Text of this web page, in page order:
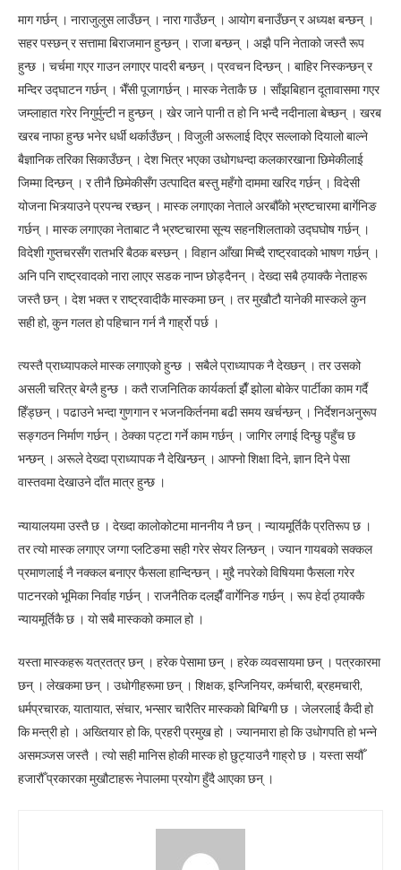
माग गर्छन् । नाराजुलुस लाउँछन् । नारा गाउँछन् । आयोग बनाउँछन् र अध्यक्ष बन्छन् ।
सहर पस्छन् र सत्तामा बिराजमान हुन्छन् । राजा बन्छन् । अझै पनि नेताको जस्तै रूप
हुन्छ । चर्चमा गएर गाउन लगाएर पादरी बन्छन् । प्रवचन दिन्छन् । बाहिर निस्कन्छन् र
मन्दिर उद्घाटन गर्छन् । भैँसी पूजागर्छन् । मास्क नेताकै छ । साँझबिहान दूतावासमा गएर
जम्लाहात गरेर निगुर्मुन्टी न हुन्छन् । खेर जाने पानी त हो नि भन्दै नदीनाला बेच्छन् । खरब
खरब नाफा हुन्छ भनेर धर्धी थर्काउँछन् । विजुली अरूलाई दिएर सल्लाको दियालो बाल्ने
बैज्ञानिक तरिका सिकाउँछन् । देश भित्र भएका उधोगधन्दा कलकारखाना छिमेकीलाई
जिम्मा दिन्छन् । र तीनै छिमेकीसँग उत्पादित बस्तु महँगो दाममा खरिद गर्छन् । विदेसी
योजना भित्र्याउने प्रपन्च रच्छन् । मास्क लगाएका नेताले अरबौँको भ्रष्टचारमा बार्गेनिङ
गर्छन् । मास्क लगाएका नेताबाट नै भ्रष्टचारमा सून्य सहनशिलताको उद्घघोष गर्छन् ।
विदेशी गुप्तचरसँग रातभरि बैठक बस्छन् । विहान आँखा मिच्दै राष्ट्रवादको भाषण गर्छन् ।
अनि पनि राष्ट्रवादको नारा लाएर सडक नाप्न छोड्दैनन् । देख्दा सबै ठ्याक्कै नेताहरू
जस्तै छन् । देश भक्त र राष्ट्रवादीकै मास्कमा छन् । तर मुखौटौ यानेकी मास्कले कुन
सही हो, कुन गलत हो पहिचान गर्न नै गार्ह्रो पर्छ ।
त्यस्तै प्राध्यापकले मास्क लगाएको हुन्छ । सबैले प्राध्यापक नै देख्छन् । तर उसको
असली चरित्र बेग्लै हुन्छ । कतै राजनितिक कार्यकर्ता झैँ झोला बोकेर पार्टीका काम गर्दै
हिँड्छन् । पढाउने भन्दा गुणगान र भजनकिर्तनमा बढी समय खर्चन्छन् । निर्देशनअनुरूप
सङ्गठन निर्माण गर्छन् । ठेक्का पट्टा गर्ने काम गर्छन् । जागिर लगाई दिन्छु पहुँच छ
भन्छन् । अरूले देख्दा प्राध्यापक नै देखिन्छन् । आफ्नो शिक्षा दिने, ज्ञान दिने पेसा
वास्तवमा देखाउने दाँत मात्र हुन्छ ।
न्यायालयमा उस्तै छ । देख्दा कालोकोटमा माननीय नै छन् । न्यायमूर्तिकै प्रतिरूप छ ।
तर त्यो मास्क लगाएर जग्गा प्लटिङमा सही गरेर सेयर लिन्छन् । ज्यान गायबको सक्कल
प्रमाणलाई नै नक्कल बनाएर फैसला हान्दिन्छन् । मुद्दै नपरेको विषियमा फैसला गरेर
पाटनरको भूमिका निर्वाह गर्छन् । राजनैतिक दलझैँ वार्गेनिङ गर्छन् । रूप हेर्दा ठ्याक्कै
न्यायमूर्तिकै छ । यो सबै मास्कको कमाल हो ।
यस्ता मास्कहरू यत्रतत्र छन् । हरेक पेसामा छन् । हरेक व्यवसायमा छन् । पत्रकारमा
छन् । लेखकमा छन् । उधोगीहरूमा छन् । शिक्षक, इन्जिनियर, कर्मचारी, ब्रहमचारी,
धर्मप्रचारक, यातायात, संचार, भन्सार चारैतिर मास्कको बिग्बिगी छ । जेलरलाई कैदी हो
कि मन्त्री हो । अख्तियार हो कि, प्रहरी प्रमुख हो । ज्यानमारा हो कि उधोगपति हो भन्ने
असमञ्जस जस्तै । त्यो सही मानिस होकी मास्क हो छुट्याउनै गाह्रो छ । यस्ता सयौँ
हजारौँ प्रकारका मुखौटाहरू नेपालमा प्रयोग हुँदै आएका छन् ।